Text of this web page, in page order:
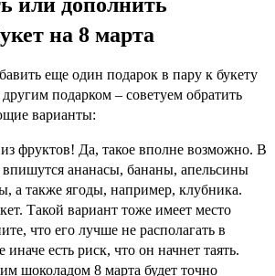
на 8 марта
еще один подарок в пару к букету
подарком – советуем обратить
варианты:
из фруктов! Да, такое вполне возможно. В
впишутся ананасы, бананы, апельсины
а также ягоды, например, клубника.
Такой вариант тоже имеет место
что его лучше не располагать в
иначе есть риск, что он начнет таять.
шоколадом 8 марта будет точно